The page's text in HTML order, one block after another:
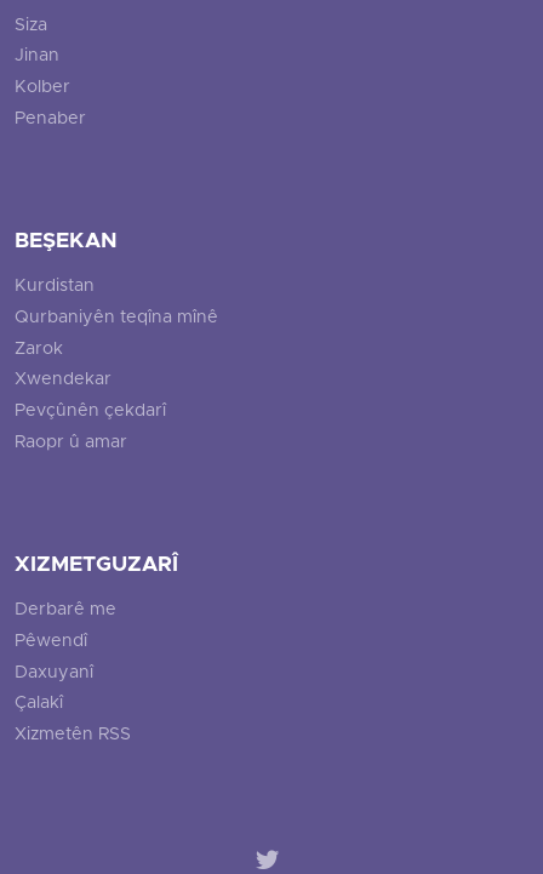
Siza
Jinan
Kolber
Penaber
BEŞEKAN
Kurdistan
Qurbaniyên teqîna mînê
Zarok
Xwendekar
Pevçûnên çekdarî
Raopr û amar
XIZMETGUZARÎ
Derbarê me
Pêwendî
Daxuyanî
Çalakî
Xizmetên RSS